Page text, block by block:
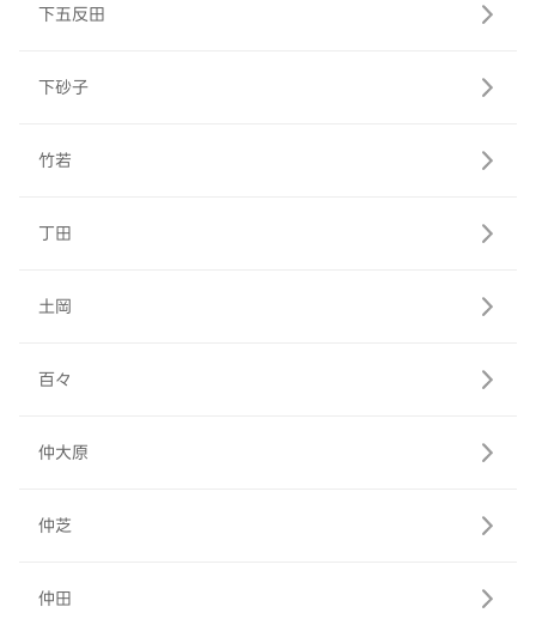
下五反田
下砂子
竹若
丁田
土岡
百々
仲大原
仲芝
仲田